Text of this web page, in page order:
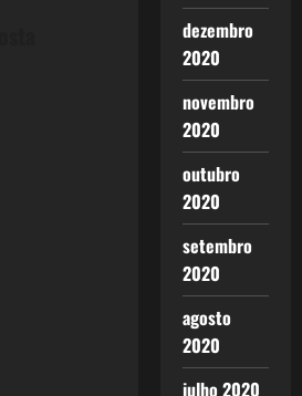
dezembro
2020
novembro
2020
outubro
2020
setembro
2020
agosto
2020
julho 2020